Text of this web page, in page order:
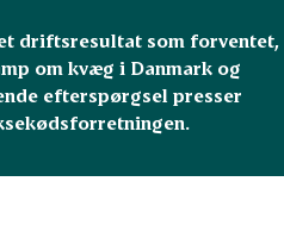
driftsresultat som forventet,
om kvæg i Danmark og
efterspørgsel presser